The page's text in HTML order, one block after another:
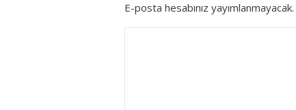
E-posta hesabınız yayımlanmayacak.